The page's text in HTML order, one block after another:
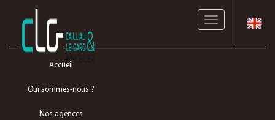
Toggle
Accueil
Qui sommes-nous ?
Nos agences